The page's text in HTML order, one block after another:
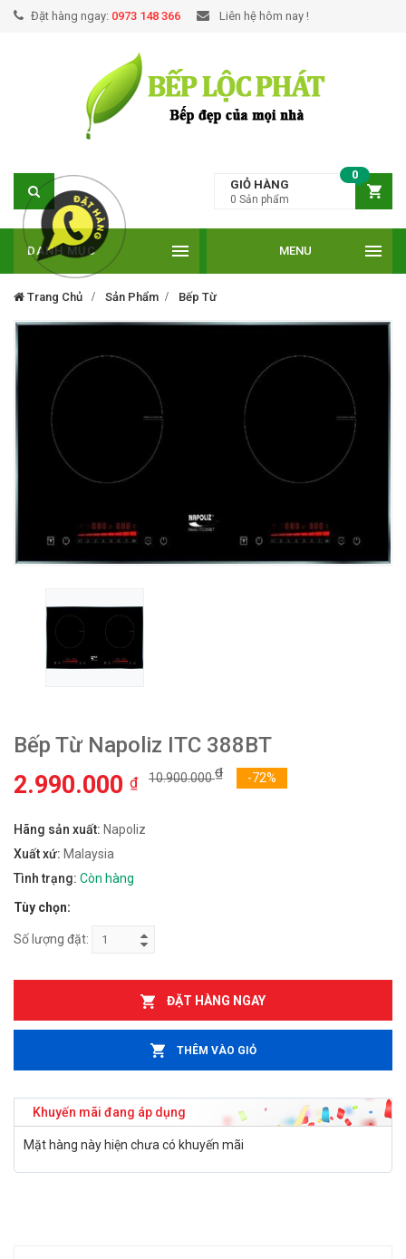
Đặt hàng ngay: 0973 148 366 Liên hệ hôm nay !
GIỎ HÀNG
0
0 Sản phẩm
DANH MỤC MENU
Trang Chủ Sản Phẩm Bếp Từ
Bếp Từ Napoliz ITC 388BT
2.990.000 ₫ 10.900.000₫ -72%
Hãng sản xuất: Napoliz
Xuất xứ: Malaysia
Tình trạng: Còn hàng
Tùy chọn:
Số lượng đặt:
ĐẶT HÀNG NGAY
THÊM VÀO GIỎ
Khuyến mãi đang áp dụng
Mặt hàng này hiện chưa có khuyến mãi